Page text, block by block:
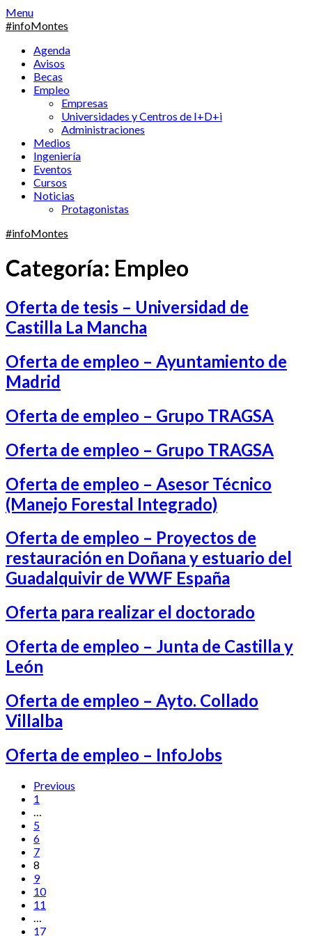
Skip
to
Menu
#infoMontes
Agenda
Avisos
Becas
Empleo
Empresas
Universidades y Centros de I+D+i
Administraciones
Medios
Ingeniería
Eventos
Cursos
Noticias
Protagonistas
#infoMontes
Categoría: Empleo
Oferta de tesis – Universidad de
Castilla La Mancha
Oferta de empleo – Ayuntamiento de
Madrid
Oferta de empleo – Grupo TRAGSA
Oferta de empleo – Grupo TRAGSA
Oferta de empleo – Asesor Técnico
(Manejo Forestal Integrado)
Oferta de empleo – Proyectos de
restauración en Doñana y estuario del
Guadalquivir de WWF España
Oferta para realizar el doctorado
Oferta de empleo – Junta de Castilla y
León
Oferta de empleo – Ayto. Collado
Villalba
Oferta de empleo – InfoJobs
Previous
1
…
5
6
7
8
9
10
11
…
17